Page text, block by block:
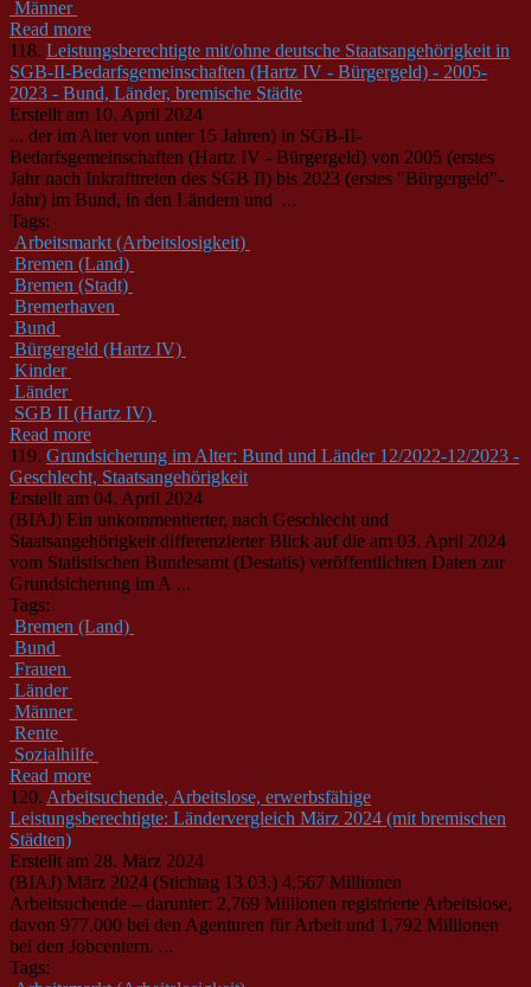
Männer
Read more
118. Leistungsberechtigte mit/ohne deutsche Staatsangehörigkeit in
SGB-II-Bedarfsgemeinschaften (Hartz IV - Bürgergeld) - 2005-
2023 - Bund, Länder, bremische Städte
Erstellt am 10. April 2024
... der im Alter von unter 15 Jahren) in SGB-II-
Bedarfsgemeinschaften (Hartz IV - Bürgergeld) von 2005 (erstes
Jahr nach Inkrafttreten des SGB II) bis 2023 (erstes "Bürgergeld"-
Jahr) im Bund, in den Ländern und ...
Tags:
Arbeitsmarkt (Arbeitslosigkeit)
Bremen (Land)
Bremen (Stadt)
Bremerhaven
Bund
Bürgergeld (Hartz IV)
Kinder
Länder
SGB II (Hartz IV)
Read more
119. Grundsicherung im Alter: Bund und Länder 12/2022-12/2023 -
Geschlecht, Staatsangehörigkeit
Erstellt am 04. April 2024
(BIAJ) Ein unkommentierter, nach Geschlecht und
Staatsangehörigkeit differenzierter Blick auf die am 03. April 2024
vom Statistischen Bundesamt (Destatis) veröffentlichten Daten zur
Grundsicherung im A ...
Tags:
Bremen (Land)
Bund
Frauen
Länder
Männer
Rente
Sozialhilfe
Read more
120. Arbeitsuchende, Arbeitslose, erwerbsfähige
Leistungsberechtigte: Ländervergleich März 2024 (mit bremischen
Städten)
Erstellt am 28. März 2024
(BIAJ) März 2024 (Stichtag 13.03.) 4,567 Millionen
Arbeitsuchende – darunter: 2,769 Millionen registrierte Arbeitslose,
davon 977.000 bei den Agenturen für Arbeit und 1,792 Millionen
bei den Jobcentern. ...
Tags: